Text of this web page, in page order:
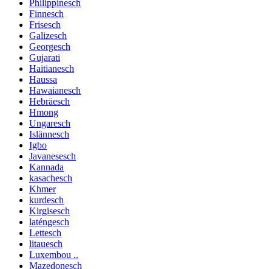
Philippinesch
Finnesch
Frisesch
Galizesch
Georgesch
Gujarati
Haitianesch
Haussa
Hawaianesch
Hebräesch
Hmong
Ungaresch
Islännesch
Igbo
Javanesesch
Kannada
kasachesch
Khmer
kurdesch
Kirgisesch
laténgesch
Lettesch
litauesch
Luxembou ..
Mazedonesch